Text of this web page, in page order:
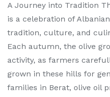
A Journey into Tradition
is a celebration of
tradition, culture, and
Each autumn, the olive
activity, as farmers
grown in these hills for
families in Berat, olive oil